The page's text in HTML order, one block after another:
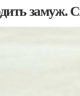
замуж.